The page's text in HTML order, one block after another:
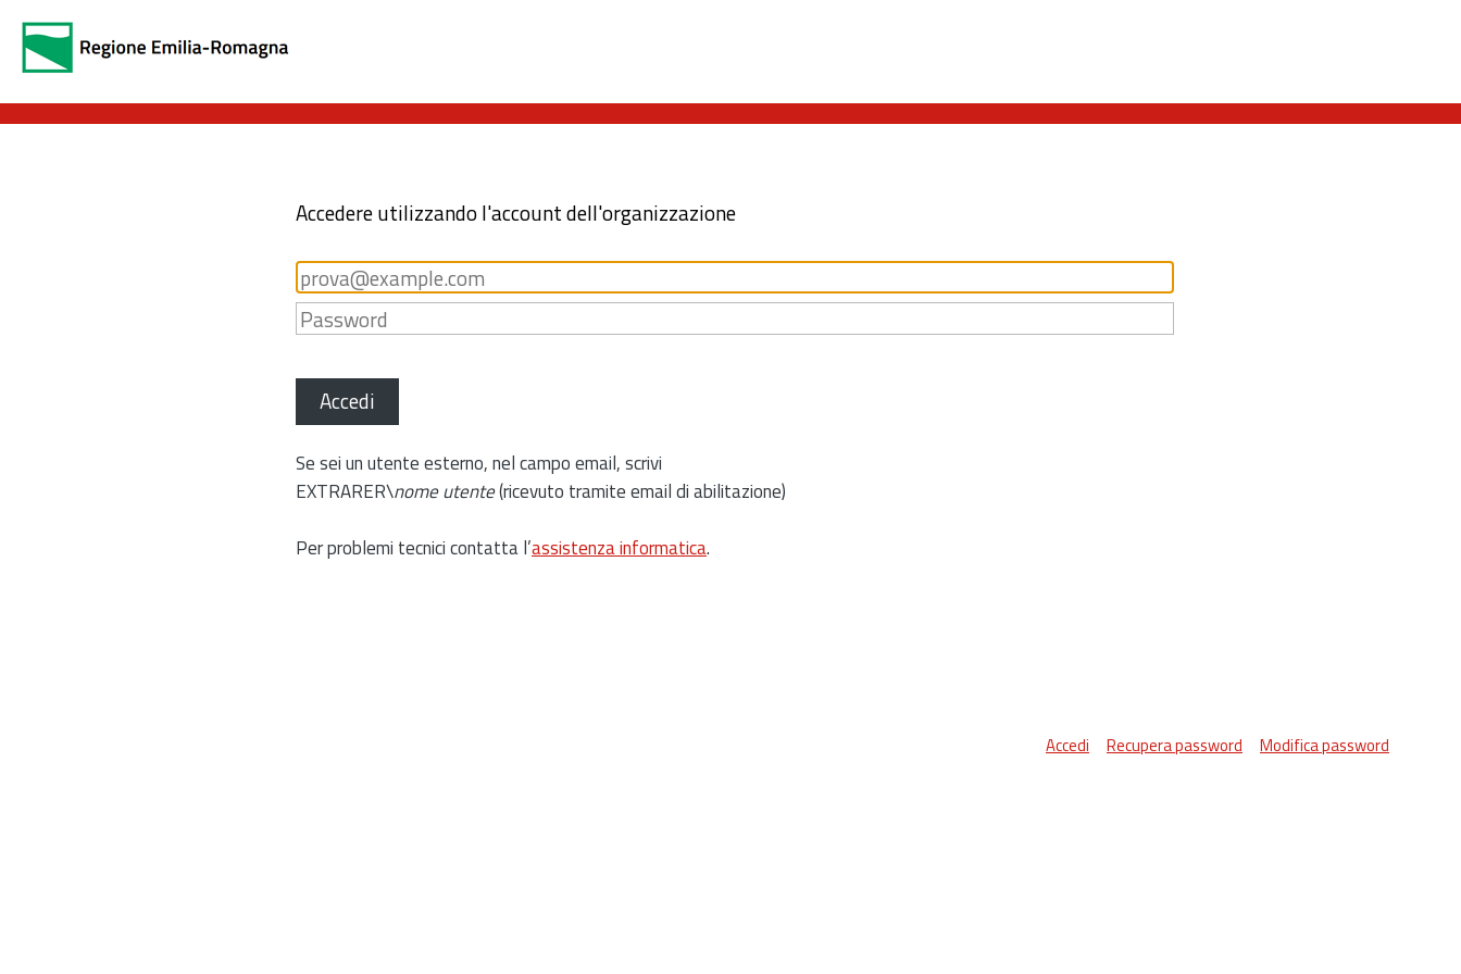
Accedere utilizzando l'account dell'organizzazione
Accedi
Se sei un utente esterno, nel campo email, scrivi
EXTRARER\nome utente(ricevuto tramite email di abilitazione)
Per problemi tecnici contatta l’assistenza informatica.
Accedi Recupera password Modifica password